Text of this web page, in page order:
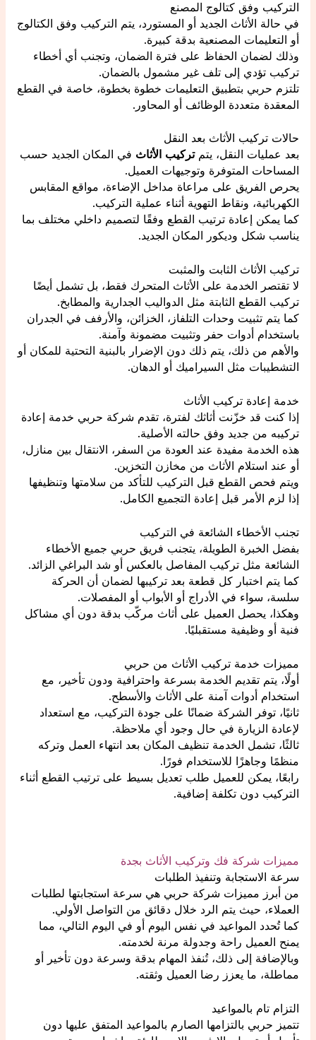
التركيب وفق كتالوج المصنع
في حالة الأثاث الجديد أو المستورد، يتم التركيب وفق الكتالوج
أو التعليمات المصنعية بدقة كبيرة.
وذلك لضمان الحفاظ على فترة الضمان، وتجنب أي أخطاء
تركيب تؤدي إلى تلف غير مشمول بالضمان.
تلتزم حربي بتطبيق التعليمات خطوة بخطوة، خاصة في القطع
المعقدة متعددة الوظائف أو المحاور.
حالات تركيب الأثاث بعد النقل
بعد عمليات النقل، يتمتركيب الأثاث في المكان الجديد حسب
المساحات المتوفرة وتوجيهات العميل.
يحرص الفريق على مراعاة مداخل الإضاءة، مواقع المقابس
الكهربائية، ونقاط التهوية أثناء عملية التركيب.
كما يمكن إعادة ترتيب القطع وفقًا لتصميم داخلي مختلف بما
يناسب شكل وديكور المكان الجديد.
تركيب الأثاث الثابت والمثبت
لا تقتصر الخدمة على الأثاث المتحرك فقط، بل تشمل أيضًا
تركيب القطع الثابتة مثل الدواليب الجدارية والمطابخ.
كما يتم تثبيت وحدات التلفاز، الخزائن، والأرفف في الجدران
باستخدام أدوات حفر وتثبيت مضمونة وآمنة.
والأهم من ذلك، يتم ذلك دون الإضرار بالبنية التحتية للمكان أو
التشطيبات مثل السيراميك أو الدهان.
خدمة إعادة تركيب الأثاث
إذا كنت قد خزّنت أثاثك لفترة، تقدم شركة حربي خدمة إعادة
تركيبه من جديد وفق حالته الأصلية.
هذه الخدمة مفيدة عند العودة من السفر، الانتقال بين منازل،
أو عند استلام الأثاث من مخازن التخزين.
ويتم فحص القطع قبل التركيب للتأكد من سلامتها وتنظيفها
إذا لزم الأمر قبل إعادة التجميع الكامل.
تجنب الأخطاء الشائعة في التركيب
بفضل الخبرة الطويلة، يتجنب فريق حربي جميع الأخطاء
الشائعة مثل تركيب المفاصل بالعكس أو شد البراغي الزائد.
كما يتم اختبار كل قطعة بعد تركيبها لضمان أن الحركة
سلسة، سواء في الأدراج أو الأبواب أو المفصلات.
وهكذا، يحصل العميل على أثاث مركّب بدقة دون أي مشاكل
فنية أو وظيفية مستقبليًا.
مميزات خدمة تركيب الأثاث من حربي
أولًا، يتم تقديم الخدمة بسرعة واحترافية ودون تأخير، مع
استخدام أدوات آمنة على الأثاث والأسطح.
ثانيًا، توفر الشركة ضمانًا على جودة التركيب، مع استعداد
لإعادة الزيارة في حال وجود أي ملاحظة.
ثالثًا، تشمل الخدمة تنظيف المكان بعد انتهاء العمل وتركه
منظمًا وجاهزًا للاستخدام فورًا.
رابعًا، يمكن للعميل طلب تعديل بسيط على ترتيب القطع أثناء
التركيب دون تكلفة إضافية.
مميزات شركة فك وتركيب الأثاث بجدة
سرعة الاستجابة وتنفيذ الطلبات
من أبرز مميزات شركة حربي هي سرعة استجابتها لطلبات
العملاء، حيث يتم الرد خلال دقائق من التواصل الأولي.
كما تُحدد المواعيد في نفس اليوم أو في اليوم التالي، مما
يمنح العميل راحة وجدولة مرنة لخدمته.
وبالإضافة إلى ذلك، تُنفذ المهام بدقة وسرعة دون تأخير أو
مماطلة، ما يعزز رضا العميل وثقته.
التزام تام بالمواعيد
تتميز حربي بالتزامها الصارم بالمواعيد المتفق عليها دون